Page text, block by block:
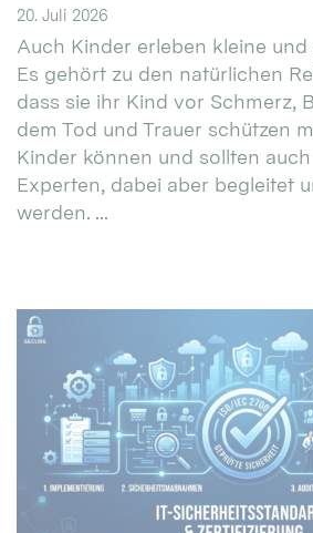
20. Juli 2026
Auch Kinder erleben kleine
Es gehört zu den natürlichen
dass sie ihr Kind vor Schmerz,
dem Tod und Trauer schützen
Kinder können und sollten
Experten, dabei aber begleitet
werden. ...